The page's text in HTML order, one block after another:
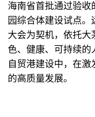
海南省首批通过验收
园综合体建设试点
大会为契机，依托
色、健康、可持续的
自贸港建设中，在
的高质量发展。